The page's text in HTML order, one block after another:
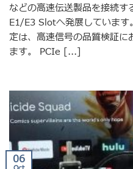
などの高速伝送製品を接続
E1/E3 Slotへ発展しています
定は、高速信号の品質検証に
ます。 PCIe [...]
06